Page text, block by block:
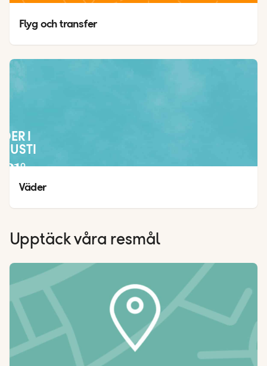
Flyg och transfer
I
31°
22°
Väder
Upptäck våra resmål